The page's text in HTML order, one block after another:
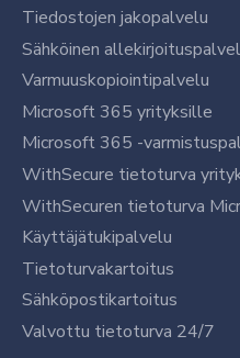
Tiedostojen jakopalvelu
Sähköinen
Varmuuskopiointipalvelu
Microsoft 365 yrityksille
Microsoft 365 -
WithSecure tietoturva
WithSecuren tietoturva
Käyttäjätukipalvelu
Tietoturvakartoitus
Sähköpostikartoitus
Valvottu tietoturva 24/7